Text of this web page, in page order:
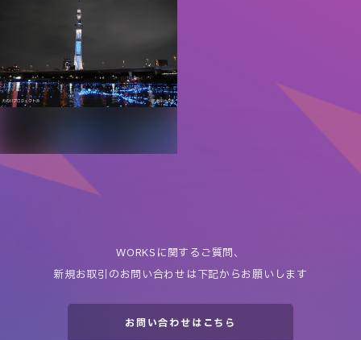
東京ホタル ひかりのシンフォニ
ー-TOKYO HOTARU FESTIVAL-
連盟 /浅草みなみ観光連盟/ 公益
法人東京都公園協会/東京都商店
協同組合/中央隅田漁業協同組合/
東京藝術大学/天の川プロジェク
WORKSに関するご質問、
新規お取引のお問い合わせは下記からお願いします
お問い合わせはこちら